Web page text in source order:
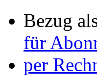
Bezug
für
per